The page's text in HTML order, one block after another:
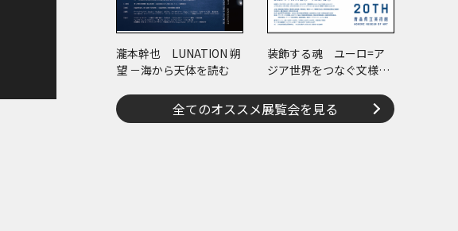
瀧本幹也 LUNATION 朔
望 －海から天体を読む
装飾する魂 ユーロ=ア
ジア世界をつなぐ文様の
ら、ねぶたまで
全てのオススメ展覧会を見る